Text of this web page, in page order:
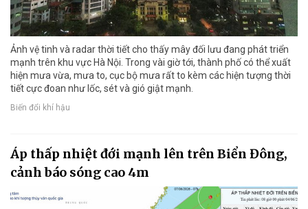
Ảnh vệ tinh và radar thời tiết cho thấy mây đối lưu đang phát triển
mạnh trên khu vực Hà Nội. Trong vài giờ tới, thành phố có thể xuất
hiện mưa vừa, mưa to, cục bộ mưa rất to kèm các hiện tượng thời
tiết cực đoan như lốc, sét và gió giật mạnh.
Biến đổi khí hậu
Áp thấp nhiệt đới mạnh lên trên Biển Đông,
cảnh báo sóng cao 4m